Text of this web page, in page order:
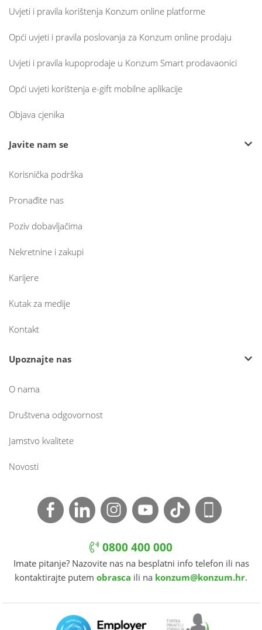
Uvjeti i pravila korištenja Konzum online platforme
Opći uvjeti i pravila poslovanja za Konzum online prodaju
Uvjeti i pravila kupoprodaje u Konzum Smart prodavaonici
Opći uvjeti korištenja e-gift mobilne aplikacije
Objava cjenika
Javite nam se
Korisnička podrška
Pronađite nas
Poziv dobavljačima
Nekretnine i zakupi
Karijere
Kutak za medije
Kontakt
Upoznajte nas
O nama
Društvena odgovornost
Jamstvo kvalitete
Novosti
0800 400 000
Imate pitanje? Nazovite nas na besplatni info telefon ili nas
kontaktirajte putem obrasca ili na konzum@konzum.hr.